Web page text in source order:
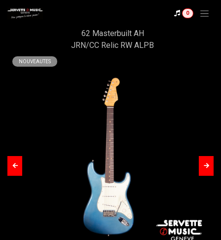
0
62 Masterbuilt AH
JRN/CC Relic RW ALPB
NOUVEAUTES